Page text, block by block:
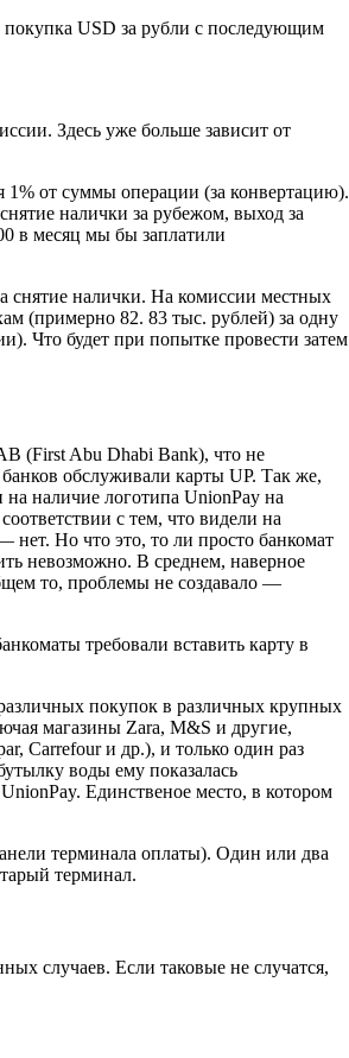
USD за рубли с последующим
Здесь уже больше зависит от
1% от суммы операции (за конвертацию).
налички за рубежом, выход за
в месяц мы бы заплатили
снятие налички. На комиссии местных
(примерно 82. 83 тыс. рублей) за одну
Что будет при попытке провести затем
(First Abu Dhabi Bank), что не
обслуживали карты UP. Так же,
наличие логотипа UnionPay на
с тем, что видели на
нет. Но что это, то ли просто банкомат
невозможно. В среднем, наверное
то, проблемы не создавало —
требовали вставить карту в
покупок в различных крупных
магазины Zara, M&S и другие,
Carrefour и др.), и только один раз
воды ему показалась
Единственое место, в котором
терминала оплаты). Один или два
терминал.
случаев. Если таковые не случатся,